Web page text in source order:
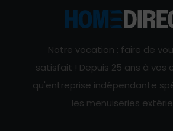
Notre vocation : faire de
satisfait ! Depuis 25 ans à vos
qu'entreprise indépendante
les menuiseries